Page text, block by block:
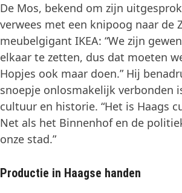
De Mos, bekend om zijn
verwees met een knipoog naar de
meubelgigant IKEA: “We zijn
elkaar te zetten, dus dat moeten
Hopjes ook maar doen.” Hij
snoepje onlosmakelijk verbonden
cultuur en historie. “Het is Haags
Net als het Binnenhof en de
onze stad.”
Productie in Haagse handen